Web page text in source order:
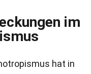
im
hat in